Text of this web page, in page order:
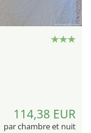
114,38 EUR
par chambre et nuit